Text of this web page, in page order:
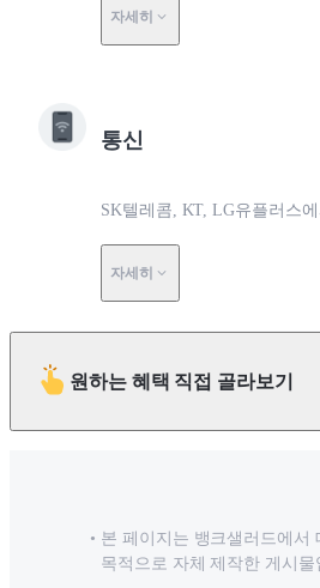
자세히
통신
SK텔레콤, KT, LG유플러스
자세히
원하는 혜택 직접 골라보기
본 페이지는 뱅크샐러드에서
목적으로 자체 제작한 게시물